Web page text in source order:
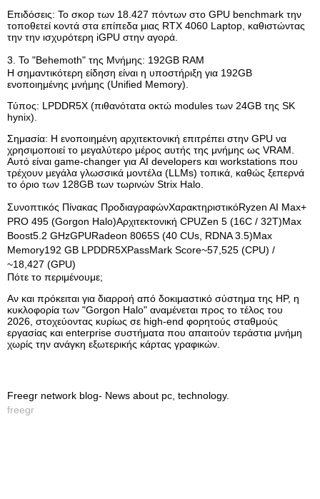
Επιδόσεις: Το σκορ των 18.427 πόντων στο GPU benchmark την
τοποθετεί κοντά στα επίπεδα μιας RTX 4060 Laptop, καθιστώντας
την την ισχυρότερη iGPU στην αγορά.
3. Το "Behemoth" της Μνήμης: 192GB RAM
Η σημαντικότερη είδηση είναι η υποστήριξη για 192GB
ενοποιημένης μνήμης (Unified Memory).
Τύπος: LPDDR5X (πιθανότατα οκτώ modules των 24GB της SK
hynix).
Σημασία: Η ενοποιημένη αρχιτεκτονική επιτρέπει στην GPU να
χρησιμοποιεί το μεγαλύτερο μέρος αυτής της μνήμης ως VRAM.
Αυτό είναι game-changer για AI developers και workstations που
τρέχουν μεγάλα γλωσσικά μοντέλα (LLMs) τοπικά, καθώς ξεπερνά
το όριο των 128GB των τωρινών Strix Halo.
Συνοπτικός Πίνακας ΠροδιαγραφώνΧαρακτηριστικόRyzen AI Max+
PRO 495 (Gorgon Halo)Αρχιτεκτονική CPUZen 5 (16C / 32T)Max
Boost5.2 GHzGPURadeon 8065S (40 CUs, RDNA 3.5)Max
Memory192 GB LPDDR5XPassMark Score~57,525 (CPU) /
~18,427 (GPU)
Πότε το περιμένουμε;
Αν και πρόκειται για διαρροή από δοκιμαστικό σύστημα της HP, η
κυκλοφορία των "Gorgon Halo" αναμένεται προς το τέλος του
2026, στοχεύοντας κυρίως σε high-end φορητούς σταθμούς
εργασίας και enterprise συστήματα που απαιτούν τεράστια μνήμη
χωρίς την ανάγκη εξωτερικής κάρτας γραφικών.
Freegr network blog- News about pc, technology.
freegr